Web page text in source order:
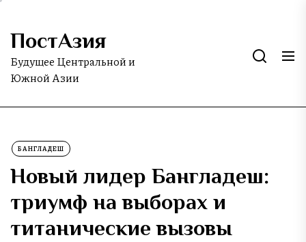
Skip
the
content
ПостАзия
Будущее Центральной и
Южной Азии
БАНГЛАДЕШ
Новый лидер Бангладеш:
триумф на выборах и
титанические вызовы